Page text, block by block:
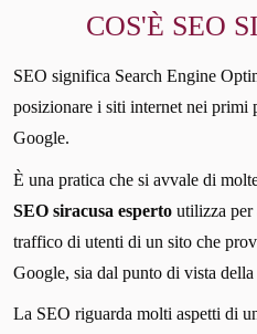
COS'È SEO
SEO significa Search Engine
posizionare i siti internet nei primi
Google.
È una pratica che si avvale di
SEO siracusa esperto utilizza per
traffico di utenti di un sito che
Google, sia dal punto di vista
La SEO riguarda molti aspetti di